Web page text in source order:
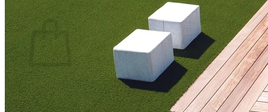
Warenkorb
Es befinden sich keine Produkte im Warenkorb.
🔒Sichere Zahlung überMollie